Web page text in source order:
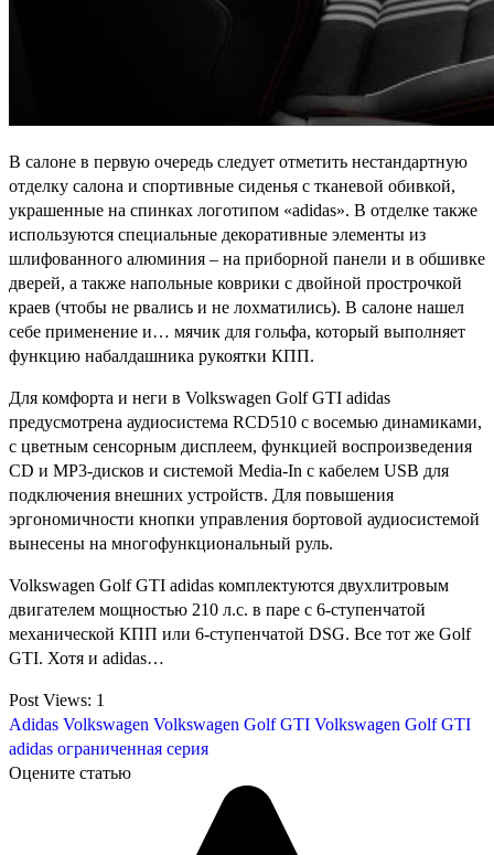
В салоне в первую очередь следует отметить нестандартную
отделку салона и спортивные сиденья с тканевой обивкой,
украшенные на спинках логотипом «adidas». В отделке также
используются специальные декоративные элементы из
шлифованного алюминия – на приборной панели и в обшивке
дверей, а также напольные коврики с двойной прострочкой
краев (чтобы не рвались и не лохматились). В салоне нашел
себе применение и… мячик для гольфа, который выполняет
функцию набалдашника рукоятки КПП.
Для комфорта и неги в Volkswagen Golf GTI adidas
предусмотрена аудиосистема RCD510 с восемью динамиками,
с цветным сенсорным дисплеем, функцией воспроизведения
CD и MP3-дисков и системой Media-In с кабелем USB для
подключения внешних устройств. Для повышения
эргономичности кнопки управления бортовой аудиосистемой
вынесены на многофункциональный руль.
Volkswagen Golf GTI adidas комплектуются двухлитровым
двигателем мощностью 210 л.с. в паре с 6-ступенчатой
механической КПП или 6-ступенчатой DSG. Все тот же Golf
GTI. Хотя и adidas…
Post Views: 1
Adidas Volkswagen Volkswagen Golf GTI Volkswagen Golf GTI
adidas ограниченная серия
Оцените статью